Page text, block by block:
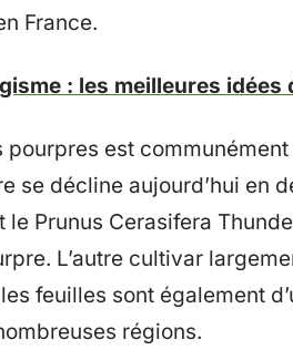
France.
: les meilleures
pourpres est
se décline aujourd’hui en
le Prunus Cerasifera
L’autre cultivar
feuilles sont également
régions.